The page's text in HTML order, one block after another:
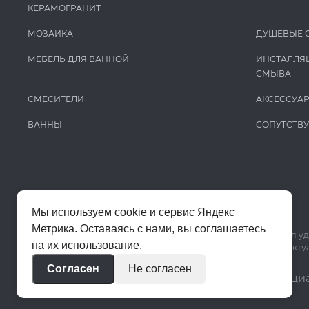
КЕРАМОГРАНИТ
МОЗАИКА
МЕБЕЛЬ ДЛЯ ВАННОЙ
СМЕСИТЕЛИ
ВАННЫ
ДУШЕВЫЕ
СМЫВА
Мы используем cookie и Яндекс Метрику, чтобы сайт работал
Цены на сайте помогают ориентироваться в ассортименте.
© 2020–2026 «Апекс» Политика
Мы используем cookie и сервис Яндекс
Метрика. Оставаясь с нами, вы соглашаетесь
на их использование.
Согласен
Не согласен